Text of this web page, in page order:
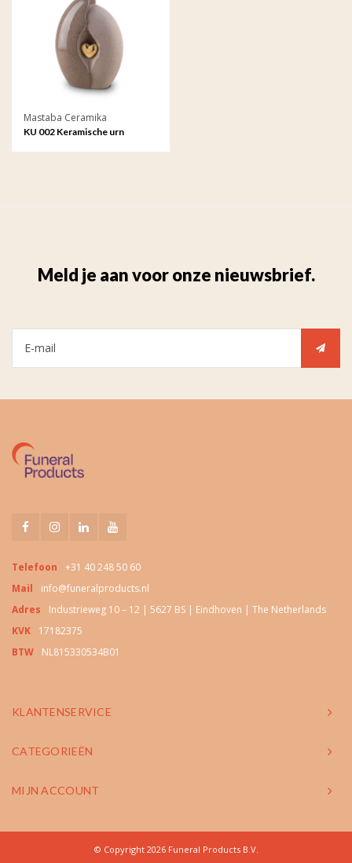
Mastaba Ceramika
KU 002 Keramische urn
Meld je aan voor onze nieuwsbrief.
Telefoon
+31 40 248 50 60
Mail
info@funeralproducts.nl
Adres
Industrieweg 10 – 12 | 5627 BS | Eindhoven | The Netherlands
KVK
17182375
BTW
NL815330534B01
KLANTENSERVICE
CATEGORIEËN
MIJN ACCOUNT
© Copyright 2026 Funeral Products B.V.